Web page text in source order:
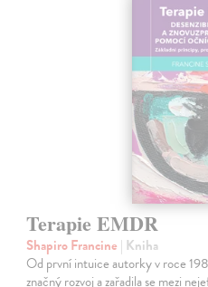
Terapie EMDR
Shapiro Francine | Kniha
Od první intuice autorky v roce
značný rozvoj a zařadila se mezi